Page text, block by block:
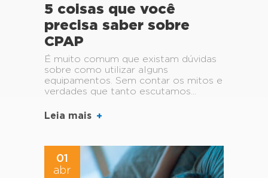
5 coisas que você
precisa saber sobre
CPAP
É muito comum que existam dúvidas
sobre como utilizar alguns
equipamentos. Sem contar os mitos e
verdades que tanto escutamos...
Leia mais
01
abr